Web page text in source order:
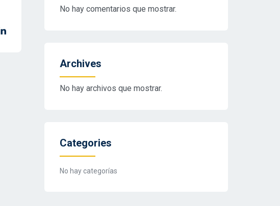
No hay comentarios que mostrar.
Archives
No hay archivos que mostrar.
Categories
No hay categorías